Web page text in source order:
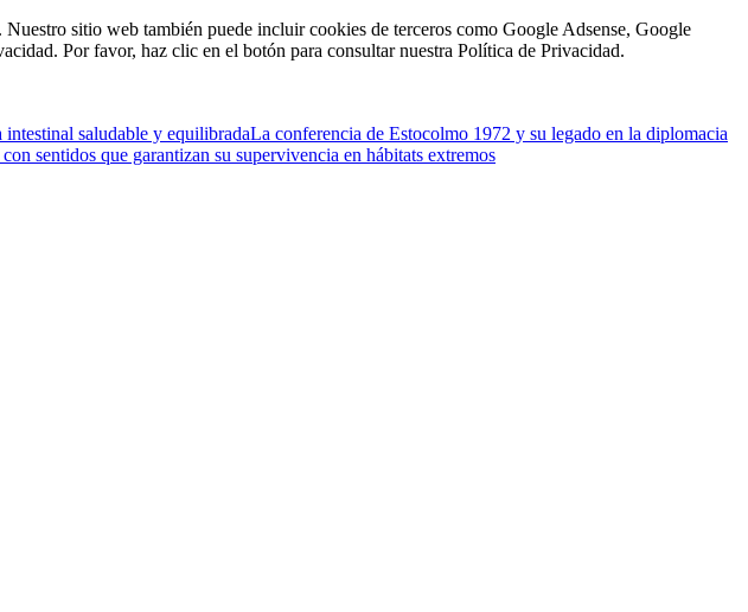
sitio web también puede incluir cookies de terceros como Google Adsense, Google
Por favor, haz clic en el botón para consultar nuestra Política de Privacidad.
saludable y equilibradaLa conferencia de Estocolmo 1972 y su legado en la diplomacia
sentidos que garantizan su supervivencia en hábitats extremos